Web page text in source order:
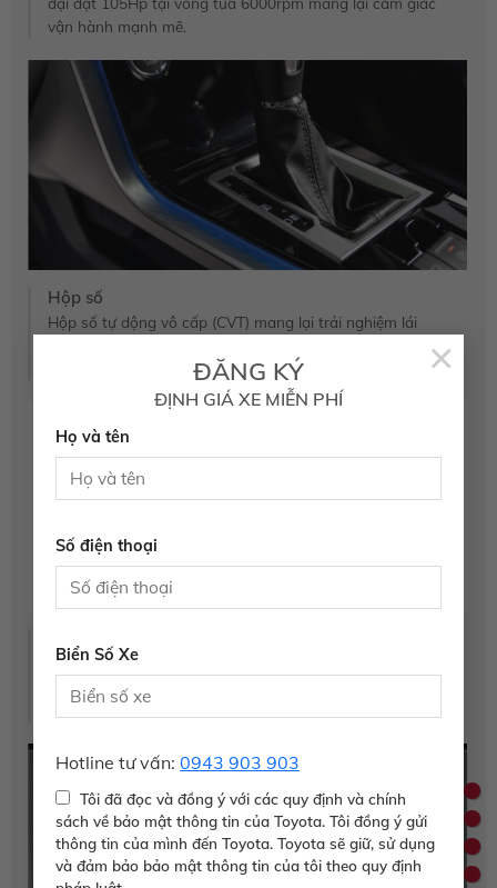
ĐĂNG KÝ
ĐỊNH GIÁ XE MIỄN PHÍ
Họ và tên
Số điện thoại
Biển Số Xe
Hotline tư vấn: 0943 903 903
Tôi đã đọc và đồng ý với các quy định và chính
sách về bảo mật thông tin của Toyota. Tôi đồng ý gửi
thông tin của mình đến Toyota. Toyota sẽ giữ, sử dụng
và đảm bảo bảo mật thông tin của tôi theo quy định
×
vận hành mạnh mẽ.
Hộp số
Hộp số tự dộng vô cấp (CVT) mang lại trải nghiệm lái
mạnh mẽ, vô cùng êm ái và đặc biệt góp phần tiết kiệm
Bán kính vòng quay tối thiểu nhỏ cho phép chuyển động
linh hoạt trong đô thị (4.9m với phiên bản Veloz Cross